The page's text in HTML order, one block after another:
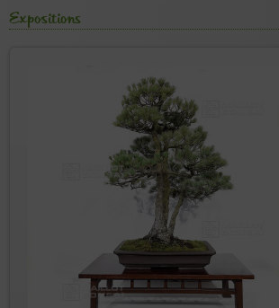
Expositions